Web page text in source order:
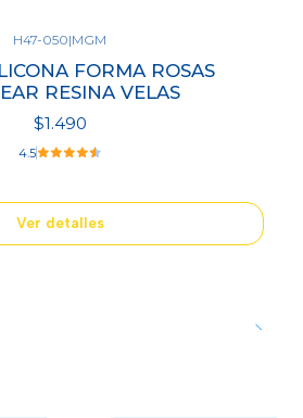
H47-050|MGM
FORMA ROSAS
RESINA VELAS
$1.490
4.5
Ver detalles